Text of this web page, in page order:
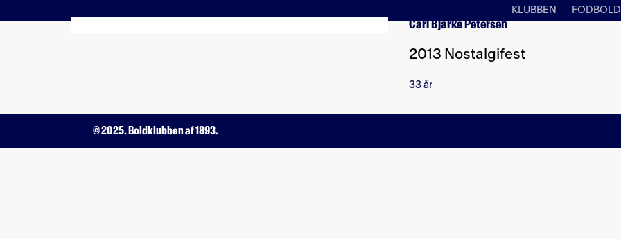
KLUBBEN
Carl Bjarke Petersen
2013 Nostalgifest
33 år
© 2025. Boldklubben af 1893.